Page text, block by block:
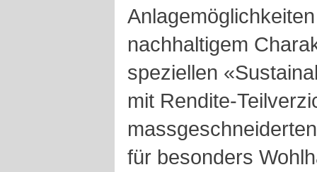
nachhaltigem
speziellen
mit Rendite-
für besonders